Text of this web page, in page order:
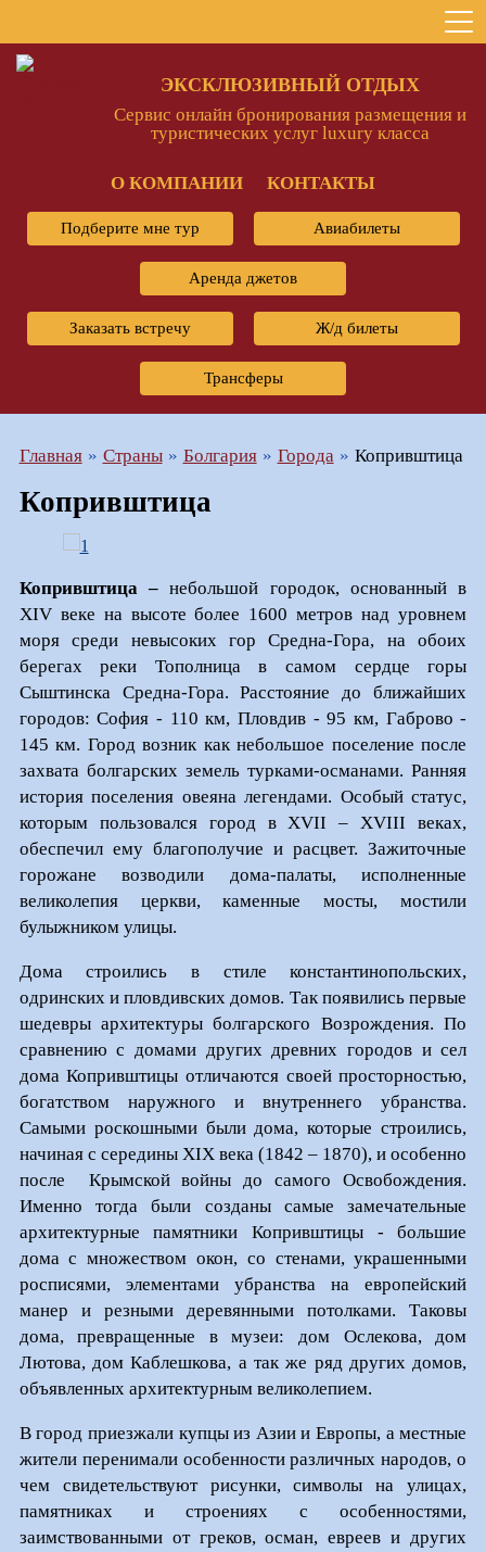
ЭКСКЛЮЗИВНЫЙ ОТДЫХ
Сервис онлайн бронирования размещения и
туристических услуг luxury класса
О КОМПАНИИ КОНТАКТЫ
Подберите мне тур Авиабилеты
Аренда джетов
Заказать встречу Ж/д билеты
Трансферы
Главная Страны Болгария Города Копривштица
Копривштица
Копривштица –небольшой городок, основанный в
XIV веке на высоте более 1600 метров над уровнем
моря среди невысоких гор Средна-Гора, на обоих
берегах реки Тополница в самом сердце горы
Сыштинска Средна-Гора. Расстояние до ближайших
городов: София - 110 км, Пловдив - 95 км, Габрово -
145 км. Город возник как небольшое поселение после
захвата болгарских земель турками-османами. Ранняя
история поселения овеяна легендами. Особый статус,
которым пользовался город в XVII – XVIII веках,
обеспечил ему благополучие и расцвет. Зажиточные
горожане возводили дома-палаты, исполненные
великолепия церкви, каменные мосты, мостили
булыжником улицы.
Дома строились в стиле константинопольских,
одринских и пловдивских домов. Так появились первые
шедевры архитектуры болгарского Возрождения. По
сравнению с домами других древних городов и сел
дома Копривштицы отличаются своей просторностью,
богатством наружного и внутреннего убранства.
Самыми роскошными были дома, которые строились,
начиная с середины XIX века (1842 – 1870), и особенно
после Крымской войны до самого Освобождения.
Именно тогда были созданы самые замечательные
архитектурные памятники Копривштицы - большие
дома с множеством окон, со стенами, украшенными
росписями, элементами убранства на европейский
манер и резными деревянными потолками. Таковы
дома, превращенные в музеи: дом Ослекова, дом
Лютова, дом Каблешкова, а так же ряд других домов,
объявленных архитектурным великолепием.
В город приезжали купцы из Азии и Европы, а местные
жители перенимали особенности различных народов, о
чем свидетельствуют рисунки, символы на улицах,
памятниках и строениях с особенностями,
заимствованными от греков, осман, евреев и других